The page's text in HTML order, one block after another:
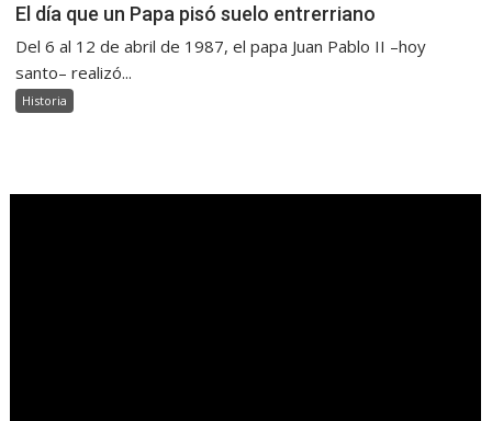
El día que un Papa pisó suelo entrerriano
Del 6 al 12 de abril de 1987, el papa Juan Pablo II –hoy
santo– realizó...
Historia